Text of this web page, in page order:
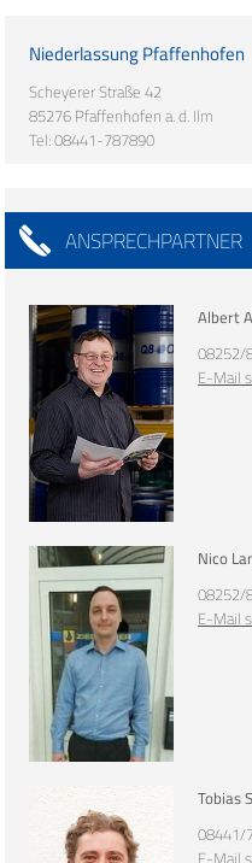
Niederlassung Pfaffenhofen
Scheyerer Straße 42
85276 Pfaffenhofen a. d. Ilm
Tel: 08441-787890
ANSPRECHPARTNER
Albert
08252/
E-Mail
Nico
08252/
E-Mail
Tobias
08441/